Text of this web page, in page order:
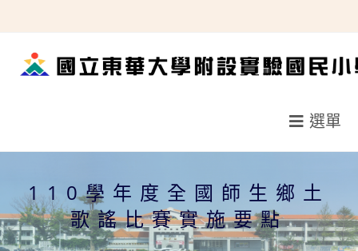
轉
選單
110學年度全國師生鄉土
歌謠比賽實施要點